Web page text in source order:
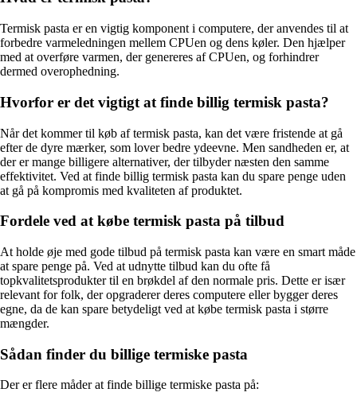
Termisk pasta er en vigtig komponent i computere, der anvendes til at
forbedre varmeledningen mellem CPUen og dens køler. Den hjælper
med at overføre varmen, der genereres af CPUen, og forhindrer
dermed overophedning.
Hvorfor er det vigtigt at finde billig termisk pasta?
Når det kommer til køb af termisk pasta, kan det være fristende at gå
efter de dyre mærker, som lover bedre ydeevne. Men sandheden er, at
der er mange billigere alternativer, der tilbyder næsten den samme
effektivitet. Ved at finde billig termisk pasta kan du spare penge uden
at gå på kompromis med kvaliteten af produktet.
Fordele ved at købe termisk pasta på tilbud
At holde øje med gode tilbud på termisk pasta kan være en smart måde
at spare penge på. Ved at udnytte tilbud kan du ofte få
topkvalitetsprodukter til en brøkdel af den normale pris. Dette er især
relevant for folk, der opgraderer deres computere eller bygger deres
egne, da de kan spare betydeligt ved at købe termisk pasta i større
mængder.
Sådan finder du billige termiske pasta
Der er flere måder at finde billige termiske pasta på: